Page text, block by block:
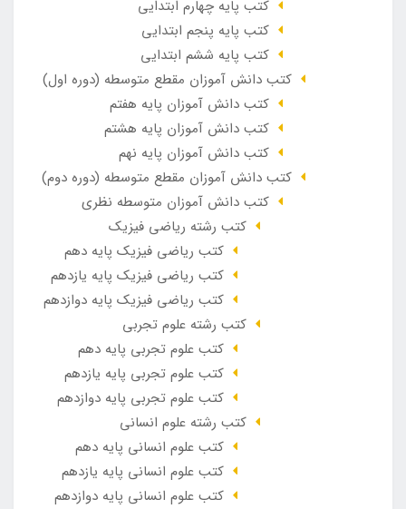
کتب پایه چهارم ابتدایی
کتب پایه پنجم ابتدایی
کتب پایه ششم ابتدایی
کتب دانش آموزان مقطع متوسطه (دوره اول)
کتب دانش آموزان پایه هفتم
کتب دانش آموزان پایه هشتم
کتب دانش آموزان پایه نهم
کتب دانش آموزان مقطع متوسطه (دوره دوم)
کتب دانش آموزان متوسطه نظری
کتب رشته ریاضی فیزیک
کتب ریاضی فیزیک پایه دهم
کتب ریاضی فیزیک پایه یازدهم
کتب ریاضی فیزیک پایه دوازدهم
کتب رشته علوم تجربی
کتب علوم تجربی پایه دهم
کتب علوم تجربی پایه یازدهم
کتب علوم تجربی پایه دوازدهم
کتب رشته علوم انسانی
کتب علوم انسانی پایه دهم
کتب علوم انسانی پایه یازدهم
کتب علوم انسانی پایه دوازدهم